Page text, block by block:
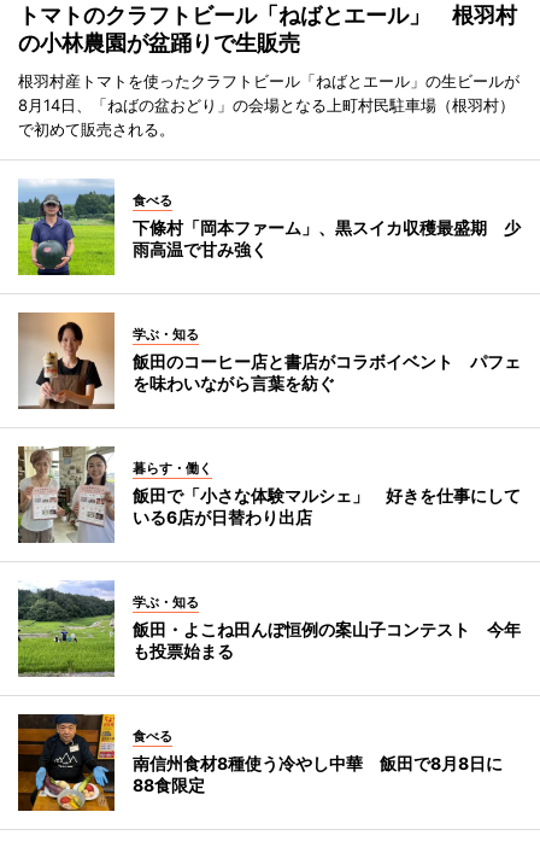
トマトのクラフトビール「ねばとエール」 根羽村
の小林農園が盆踊りで生販売
根羽村産トマトを使ったクラフトビール「ねばとエール」の生ビールが
8月14日、「ねばの盆おどり」の会場となる上町村民駐車場（根羽村）
で初めて販売される。
食べる
下條村「岡本ファーム」、黒スイカ収穫最盛期 少
雨高温で甘み強く
学ぶ・知る
飯田のコーヒー店と書店がコラボイベント パフェ
を味わいながら言葉を紡ぐ
暮らす・働く
飯田で「小さな体験マルシェ」 好きを仕事にして
いる6店が日替わり出店
学ぶ・知る
飯田・よこね田んぼ恒例の案山子コンテスト 今年
も投票始まる
食べる
南信州食材8種使う冷やし中華 飯田で8月8日に
88食限定